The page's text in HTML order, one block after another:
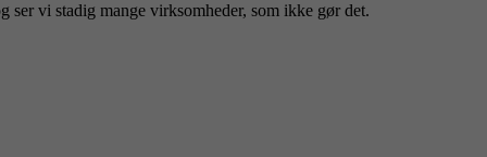
ser vi stadig mange virksomheder, som ikke gør det.